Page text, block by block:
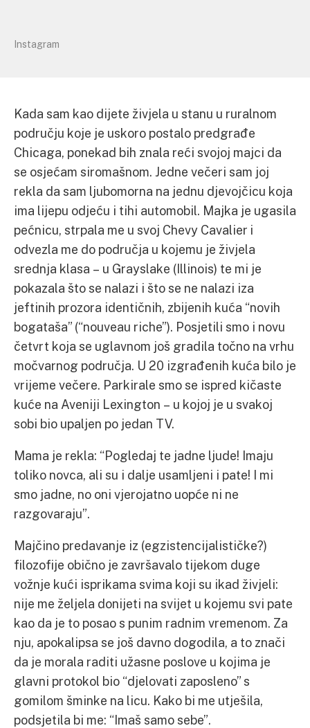
Instagram
Kada sam kao dijete živjela u stanu u ruralnom
području koje je uskoro postalo predgrađe
Chicaga, ponekad bih znala reći svojoj majci da
se osjećam siromašnom. Jedne večeri sam joj
rekla da sam ljubomorna na jednu djevojčicu koja
ima lijepu odjeću i tihi automobil. Majka je ugasila
pećnicu, strpala me u svoj Chevy Cavalier i
odvezla me do područja u kojemu je živjela
srednja klasa – u Grayslake (Illinois) te mi je
pokazala što se nalazi i što se ne nalazi iza
jeftinih prozora identičnih, zbijenih kuća “novih
bogataša” (“nouveau riche”). Posjetili smo i novu
četvrt koja se uglavnom još gradila točno na vrhu
močvarnog područja. U 20 izgrađenih kuća bilo je
vrijeme večere. Parkirale smo se ispred kičaste
kuće na Aveniji Lexington – u kojoj je u svakoj
sobi bio upaljen po jedan TV.
Mama je rekla: “Pogledaj te jadne ljude! Imaju
toliko novca, ali su i dalje usamljeni i pate! I mi
smo jadne, no oni vjerojatno uopće ni ne
razgovaraju”.
Majčino predavanje iz (egzistencijalističke?)
filozofije obično je završavalo tijekom duge
vožnje kući isprikama svima koji su ikad živjeli:
nije me željela donijeti na svijet u kojemu svi pate
kao da je to posao s punim radnim vremenom. Za
nju, apokalipsa se još davno dogodila, a to znači
da je morala raditi užasne poslove u kojima je
glavni protokol bio “djelovati zaposleno” s
gomilom šminke na licu. Kako bi me utješila,
podsjetila bi me: “Imaš samo sebe”.